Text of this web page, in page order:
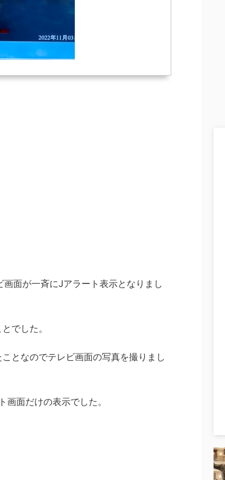
面が一斉にJアラート表示となりまし
でした。
となのでテレビ画面の写真を撮りまし
面だけの表示でした。